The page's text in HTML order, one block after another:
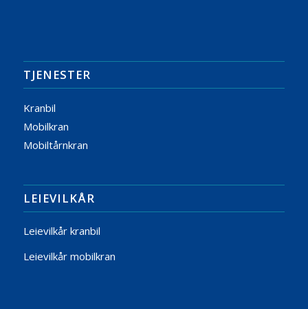
TJENESTER
Kranbil
Mobilkran
Mobiltårnkran
LEIEVILKÅR
Leievilkår kranbil
Leievilkår mobilkran